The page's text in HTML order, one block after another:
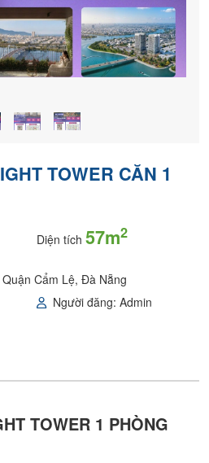
TOWER CĂN 1
Diện tích 57m2
Cẩm Lệ, Đà Nẵng
Người đăng: Admin
TOWER 1 PHÒNG